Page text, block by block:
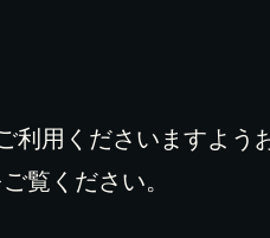
利用くださいますよう
覧ください。